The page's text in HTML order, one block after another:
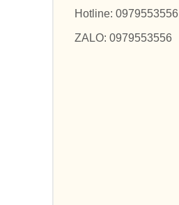
Hotline: 0979553556
ZALO: 0979553556